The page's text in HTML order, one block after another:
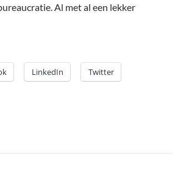
Al met al een lekker
LinkedIn Twitter